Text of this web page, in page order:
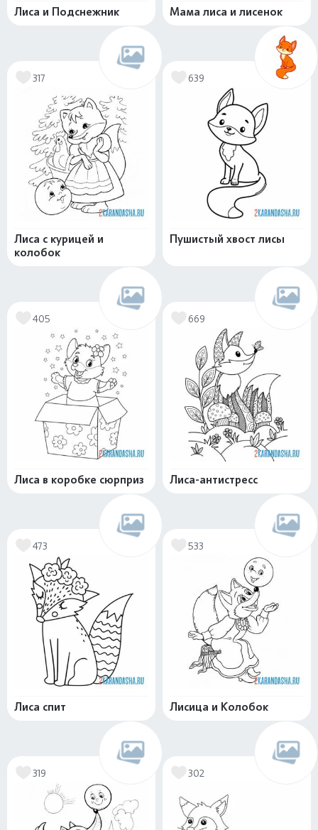
Лиса и Подснежник Мама лиса и лисенок
317
Лиса с курицей и
колобок
639
Пушистый хвост лисы
405
Лиса в коробке сюрприз
669
Лиса-антистресс
473
Лиса спит
533
Лисица и Колобок
319 302